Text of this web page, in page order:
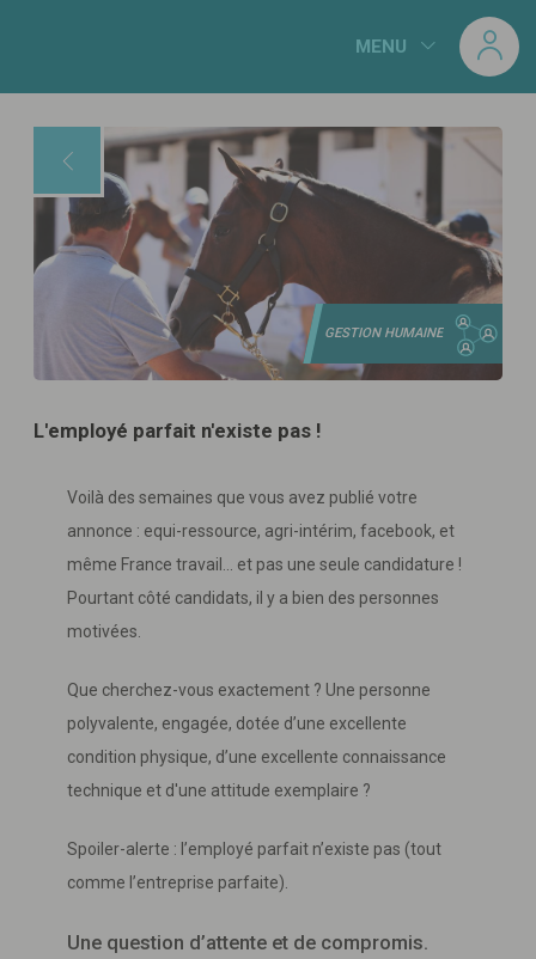
MENU
GESTION HUMAINE
L'employé parfait n'existe pas !
Voilà des semaines que vous avez publié votre
annonce : equi-ressource, agri-intérim, facebook, et
même France travail… et pas une seule candidature !
Pourtant côté candidats, il y a bien des personnes
motivées.
Que cherchez-vous exactement ? Une personne
polyvalente, engagée, dotée d’une excellente
condition physique, d’une excellente connaissance
technique et d'une attitude exemplaire ?
Spoiler-alerte : l’employé parfait n’existe pas (tout
comme l’entreprise parfaite).
Une question d’attente et de compromis.